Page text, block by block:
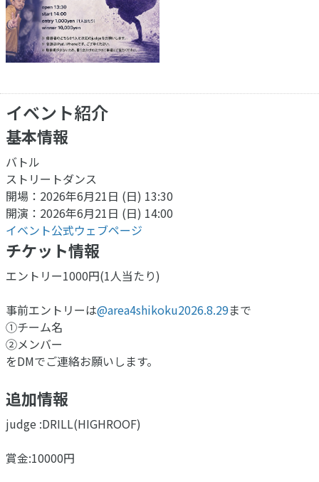
イベント紹介
基本情報
バトル
ストリートダンス
開場：2026年6月21日 (日) 13:30
開演：2026年6月21日 (日) 14:00
イベント公式ウェブページ
チケット情報
エントリー1000円(1人当たり)
事前エントリーは@area4shikoku2026.8.29まで
①チーム名
②メンバー
をDMでご連絡お願いします。
追加情報
judge :DRILL(HIGHROOF)
賞金:10000円